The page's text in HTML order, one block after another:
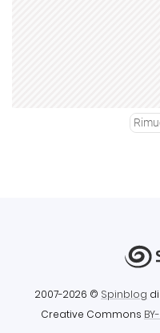
2007-2026 © Spinblog
Creative Commons